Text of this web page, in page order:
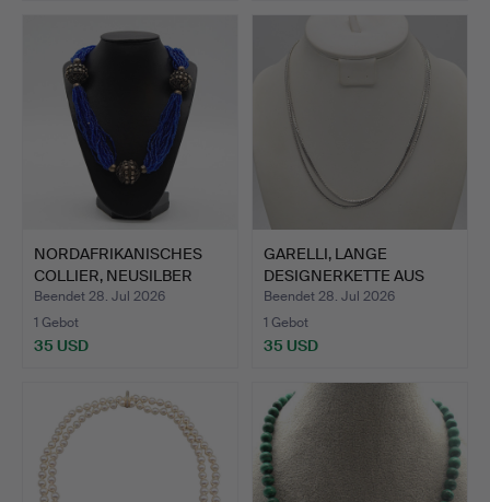
NORDAFRIKANISCHES
COLLIER, NEUSILBER
UND M…
Beendet 28. Jul 2026
1 Gebot
35 USD
GARELLI, LANGE
DESIGNERKETTE AUS
835ER SIL…
Beendet 28. Jul 2026
1 Gebot
35 USD